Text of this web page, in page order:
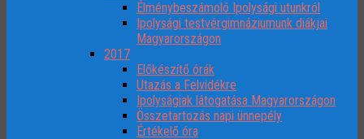
Élménybeszámoló Ipolysági utunkról
Ipolysági testvérgimnáziumunk diákjai
Magyarországon
2017
Előkészítő órák
Utazás a Felvidékre
Ipolyságiak látogatása Magyarországon
Összetartozás napi ünnepély
Értékelő óra